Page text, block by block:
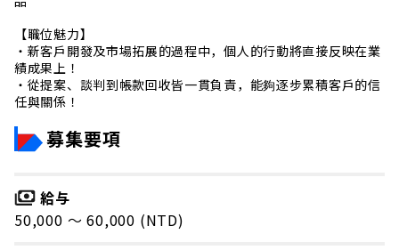
【職位魅力】
・新客戶開發及市場拓展的過程中，個人的行動將直接反映在業
績成果上！
・從提案、談判到帳款回收皆一貫負責，能夠逐步累積客戶的信
任與關係！
募集要項
給与
50,000 〜 60,000 (NTD)